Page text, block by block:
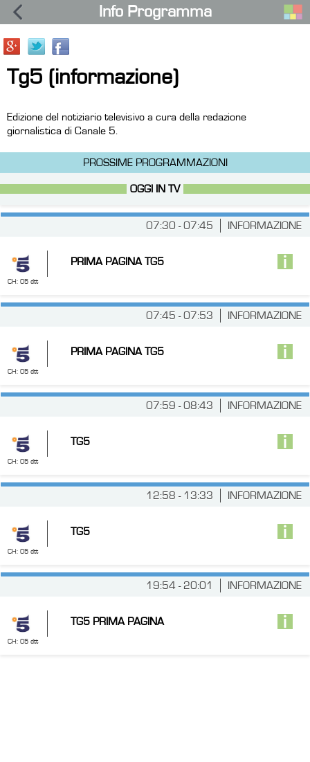
Info Programma
Tg5 (informazione)
Edizione del notiziario televisivo a cura della redazione
giornalistica di Canale 5.
PROSSIME PROGRAMMAZIONI
OGGI IN TV
INFORMAZIONE
07:30 - 07:45
CH: 05 dtt
PRIMA PAGINA TG5
INFORMAZIONE
07:45 - 07:53
CH: 05 dtt
PRIMA PAGINA TG5
INFORMAZIONE
07:59 - 08:43
CH: 05 dtt
TG5
INFORMAZIONE
12:58 - 13:33
CH: 05 dtt
TG5
INFORMAZIONE
19:54 - 20:01
CH: 05 dtt
TG5 PRIMA PAGINA